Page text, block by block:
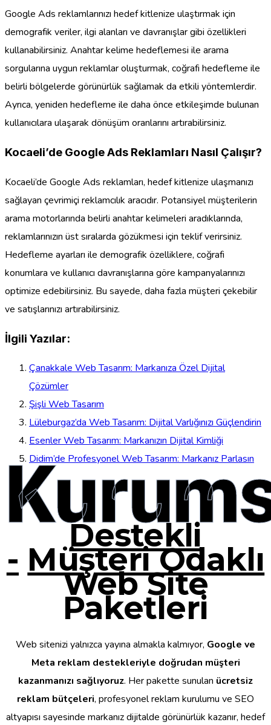
Google Ads reklamlarınızı hedef kitlenize ulaştırmak için
demografik veriler, ilgi alanları ve davranışlar gibi özellikleri
kullanabilirsiniz. Anahtar kelime hedeflemesi ile arama
sorgularına uygun reklamlar oluşturmak, coğrafi hedefleme ile
belirli bölgelerde görünürlük sağlamak da etkili yöntemlerdir.
Ayrıca, yeniden hedefleme ile daha önce etkileşimde bulunan
kullanıcılara ulaşarak dönüşüm oranlarını artırabilirsiniz.
Kocaeli’de Google Ads Reklamları Nasıl Çalışır?
Kocaeli’de Google Ads reklamları, hedef kitlenize ulaşmanızı
sağlayan çevrimiçi reklamcılık aracıdır. Potansiyel müşterilerin
arama motorlarında belirli anahtar kelimeleri aradıklarında,
reklamlarınızın üst sıralarda gözükmesi için teklif verirsiniz.
Hedefleme ayarları ile demografik özelliklere, coğrafi
konumlara ve kullanıcı davranışlarına göre kampanyalarınızı
optimize edebilirsiniz. Bu sayede, daha fazla müşteri çekebilir
ve satışlarınızı artırabilirsiniz.
İlgili Yazılar:
Çanakkale Web Tasarım: Markanıza Özel Dijital
Çözümler
Şişli Web Tasarım
Lüleburgaz’da Web Tasarım: Dijital Varlığınızı Güçlendirin
Esenler Web Tasarım: Markanızın Dijital Kimliği
Didim’de Profesyonel Web Tasarım: Markanız Parlasın
Destekli
- Müşteri Odaklı
Web Site
Paketleri
Web sitenizi yalnızca yayına almakla kalmıyor, Google ve
Meta reklam destekleriyle doğrudan müşteri
kazanmanızı sağlıyoruz. Her pakette sunulan ücretsiz
reklam bütçeleri, profesyonel reklam kurulumu ve SEO
altyapısı sayesinde markanız dijitalde görünürlük kazanır, hedef